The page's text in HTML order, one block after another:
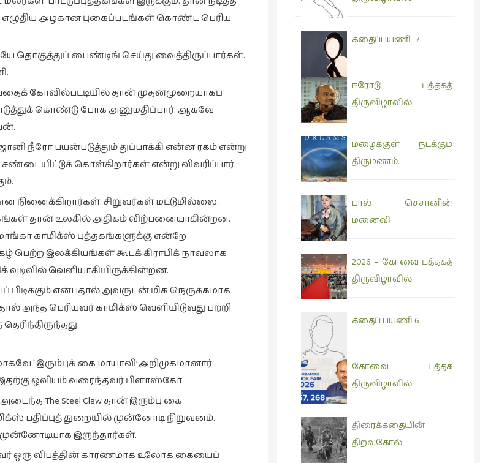
எழுதிய அழகான புகைப்படங்கள் கொண்ட பெரிய
தொகுத்துப் பைண்டிங் செய்து வைத்திருப்பார்கள்.
கோவில்பட்டியில் தான் முதன்முறையாகப்
கொண்டு போக அனுமதிப்பார். ஆகவே
நீரோ பயன்படுத்தும் துப்பாக்கி என்ன ரகம் என்று
கொள்கிறார்கள் என்று விவரிப்பார்.
நினைக்கிறார்கள். சிறுவர்கள் மட்டுமில்லை.
தான் உலகில் அதிகம் விற்பனையாகின்றன.
காமிக்ஸ் புத்தகங்களுக்கு என்றே
பெற்ற இலக்கியங்கள் கூடக் கிராபிக் நாவலாக
வெளியாகியிருக்கின்றன.
என்பதால் அவருடன் மிக நெருக்கமாக
அந்த பெரியவர் காமிக்ஸ் வெளியிடுவது பற்றி
`இரும்புக் கை மாயாவி’ அறிமுகமானார் .
இதற்கு ஒவியம் வரைந்தவர் பிளாஸ்கோ
The Steel Claw தான் இரும்பு கை
பதிப்புத் துறையில் முன்னோடி நிறுவனம்.
இருந்தார்கள்.
ஒரு விபத்தின் காரணமாக உலோக கையைப்
கதைப்பயணி -7
ஈரோடு புத்தகத்
திருவிழாவில்
மழைக்குள் நடக்கும்
திருமணம்.
பால் செசானின்
மனைவி
2026 – கோவை புத்தகத்
திருவிழாவில்
கதைப் பயணி 6
கோவை புத்தக
திருவிழாவில்
திரைக்கதையின்
திறவுகோல்